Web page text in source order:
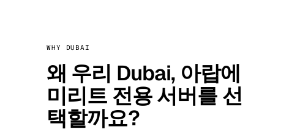
WHY DUBAI
왜 우리 Dubai, 아랍에
미리트 전용 서버를 선
택할까요?